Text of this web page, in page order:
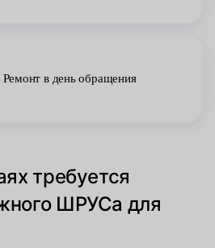
Ремонт в день обращения
требуется
ШРУСа для